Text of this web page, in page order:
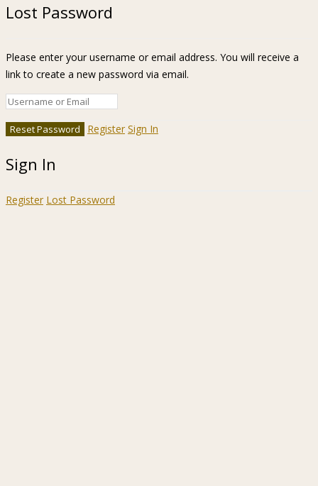
Lost Password
Please enter your username or email address. You will receive a
link to create a new password via email.
Register Sign In
Sign In
Register Lost Password